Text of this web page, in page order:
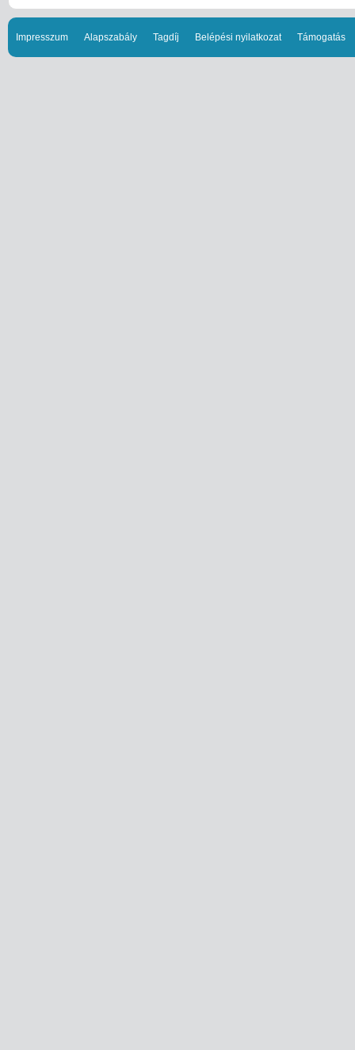
Impresszum Alapszabály Tagdíj Belépési nyilatkozat Támogatás